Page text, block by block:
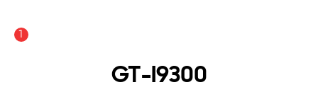
1
GT-I9300